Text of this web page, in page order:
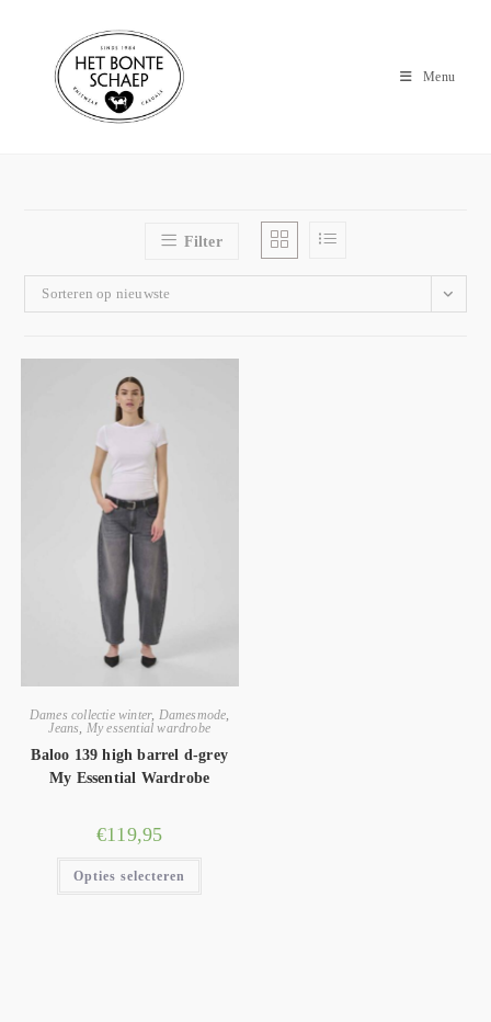
Menu
Filter
Sorteren op nieuwste
Dames collectie winter, Damesmode
Jeans
My essential wardrobe
Baloo 139 high barrel d-grey
My Essential Wardrobe
€119,95
Opties selecteren